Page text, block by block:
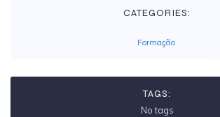
CATEGORIES:
Formação
TAGS:
No tags